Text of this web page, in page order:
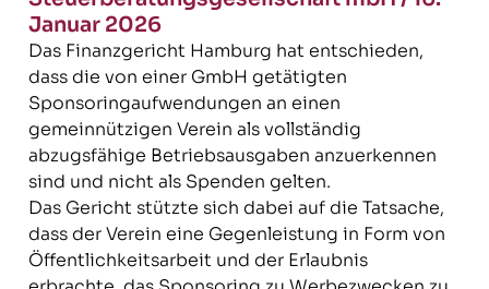
Januar 2026
Das Finanzgericht Hamburg hat entschieden,
dass die von einer GmbH getätigten
Sponsoringaufwendungen an einen
gemeinnützigen Verein als vollständig
abzugsfähige Betriebsausgaben anzuerkennen
sind und nicht als Spenden gelten.
Das Gericht stützte sich dabei auf die Tatsache,
dass der Verein eine Gegenleistung in Form von
Öffentlichkeitsarbeit und der Erlaubnis